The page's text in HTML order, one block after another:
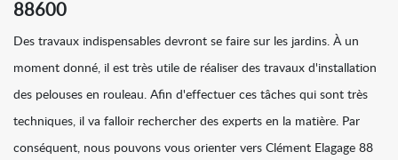
88600
Des travaux indispensables devront se faire sur les jardins. À un
moment donné, il est très utile de réaliser des travaux d'installation
des pelouses en rouleau. Afin d'effectuer ces tâches qui sont très
techniques, il va falloir rechercher des experts en la matière. Par
conséquent, nous pouvons vous orienter vers Clément Elagage 88